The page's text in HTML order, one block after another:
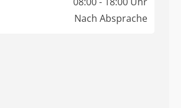
Nach Absprache